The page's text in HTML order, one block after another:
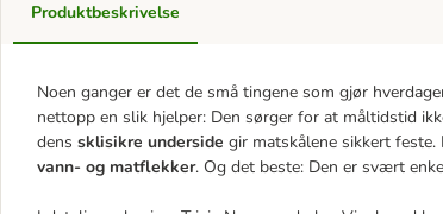
Produktbeskrivelse
Noen ganger er det de små tingene som gjør
nettopp en slik hjelper: Den sørger for at måltidstid
dens sklisikre underside gir matskålene sikkert
vann- og matflekker. Og det beste: Den er svært